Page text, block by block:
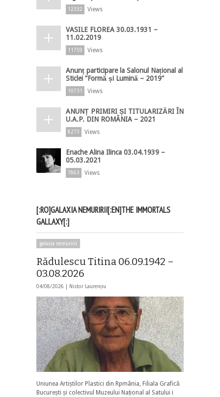
12332 Views
VASILE FLOREA 30.03.1931 –
11.02.2019
11759 Views
Anunț participare la Salonul Național al
Sticlei ”Formă și Lumină – 2019”
10731 Views
ANUNȚ PRIMIRI ȘI TITULARIZĂRI ÎN
U.A.P. DIN ROMÂNIA – 2021
8273 Views
Enache Alina Ilinca 03.04.1939 –
05.03.2021
7863 Views
[:RO]GALAXIA NEMURIRII[:EN]THE IMMORTALS
GALLAXY[:]
galaxia nemuririi
Rădulescu Titina 06.09.1942 –
03.08.2026
04/08/2026 | Nistor Laurențiu
Uniunea Artiștilor Plastici din Rpmânia, Filiala Grafică
București și colectivul Muzeului Național al Satului i